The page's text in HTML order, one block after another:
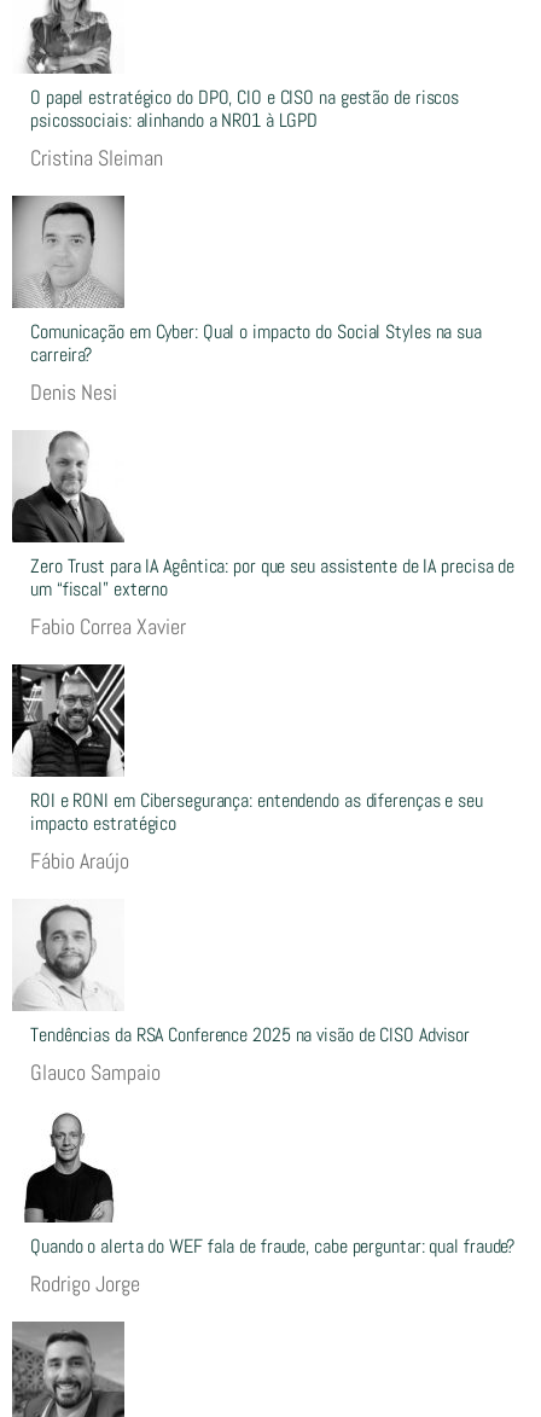
O papel estratégico do DPO, CIO e CISO na gestão de riscos
psicossociais: alinhando a NR01 à LGPD
Cristina Sleiman
Comunicação em Cyber: Qual o impacto do Social Styles na sua
carreira?
Denis Nesi
Zero Trust para IA Agêntica: por que seu assistente de IA precisa de
um “fiscal” externo
Fabio Correa Xavier
ROI e RONI em Cibersegurança: entendendo as diferenças e seu
impacto estratégico
Fábio Araújo
Tendências da RSA Conference 2025 na visão de CISO Advisor
Glauco Sampaio
Quando o alerta do WEF fala de fraude, cabe perguntar: qual fraude?
Rodrigo Jorge